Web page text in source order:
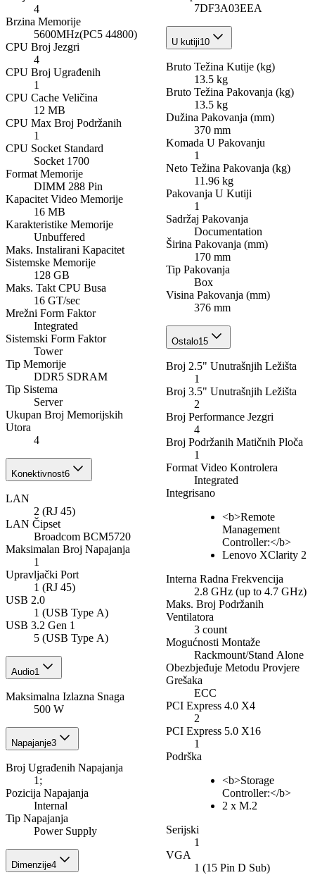
4
Brzina Memorije
5600MHz(PC5 44800)
CPU Broj Jezgri
4
CPU Broj Ugrađenih
1
CPU Cache Veličina
12 MB
CPU Max Broj Podržanih
1
CPU Socket Standard
Socket 1700
Format Memorije
DIMM 288 Pin
Kapacitet Video Memorije
16 MB
Karakteristike Memorije
Unbuffered
Maks. Instalirani Kapacitet
Sistemske Memorije
128 GB
Maks. Takt CPU Busa
16 GT/sec
Mrežni Form Faktor
Integrated
Sistemski Form Faktor
Tower
Tip Memorije
DDR5 SDRAM
Tip Sistema
Server
Ukupan Broj Memorijskih
Utorа
4
Konektivnost6
LAN
2 (RJ 45)
LAN Čipset
Broadcom BCM5720
Maksimalan Broj Napajanja
1
Upravljački Port
1 (RJ 45)
USB 2.0
1 (USB Type A)
USB 3.2 Gen 1
5 (USB Type A)
Audio1
Maksimalna Izlazna Snaga
500 W
Napajanje3
Broj Ugrađenih Napajanja
1;
Pozicija Napajanja
Internal
Tip Napajanja
Power Supply
Dimenzije4
7DF3A03EEA
U kutiji10
Bruto Težina Kutije (kg)
13.5 kg
Bruto Težina Pakovanja (kg)
13.5 kg
Dužina Pakovanja (mm)
370 mm
Komada U Pakovanju
1
Neto Težina Pakovanja (kg)
11.96 kg
Pakovanja U Kutiji
1
Sadržaj Pakovanja
Documentation
Širina Pakovanja (mm)
170 mm
Tip Pakovanja
Box
Visina Pakovanja (mm)
376 mm
Ostalo15
Broj 2.5" Unutrašnjih Ležišta
1
Broj 3.5" Unutrašnjih Ležišta
2
Broj Performance Jezgri
4
Broj Podržanih Matičnih Ploča
1
Format Video Kontrolera
Integrated
Integrisano
<b>Remote
Management
Controller:</b>
Lenovo XClarity 2
Interna Radna Frekvencija
2.8 GHz (up to 4.7 GHz)
Maks. Broj Podržanih
Ventilatora
3 count
Mogućnosti Montaže
Rackmount/Stand Alone
Obezbjeđuje Metodu Provjere
Grešaka
ECC
PCI Express 4.0 X4
2
PCI Express 5.0 X16
1
Podrška
<b>Storage
Controller:</b>
2 x M.2
Serijski
1
VGA
1 (15 Pin D Sub)